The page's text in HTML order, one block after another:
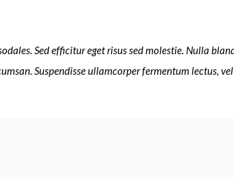
Sed efficitur eget risus sed molestie. Nulla
Suspendisse ullamcorper fermentum lectus,